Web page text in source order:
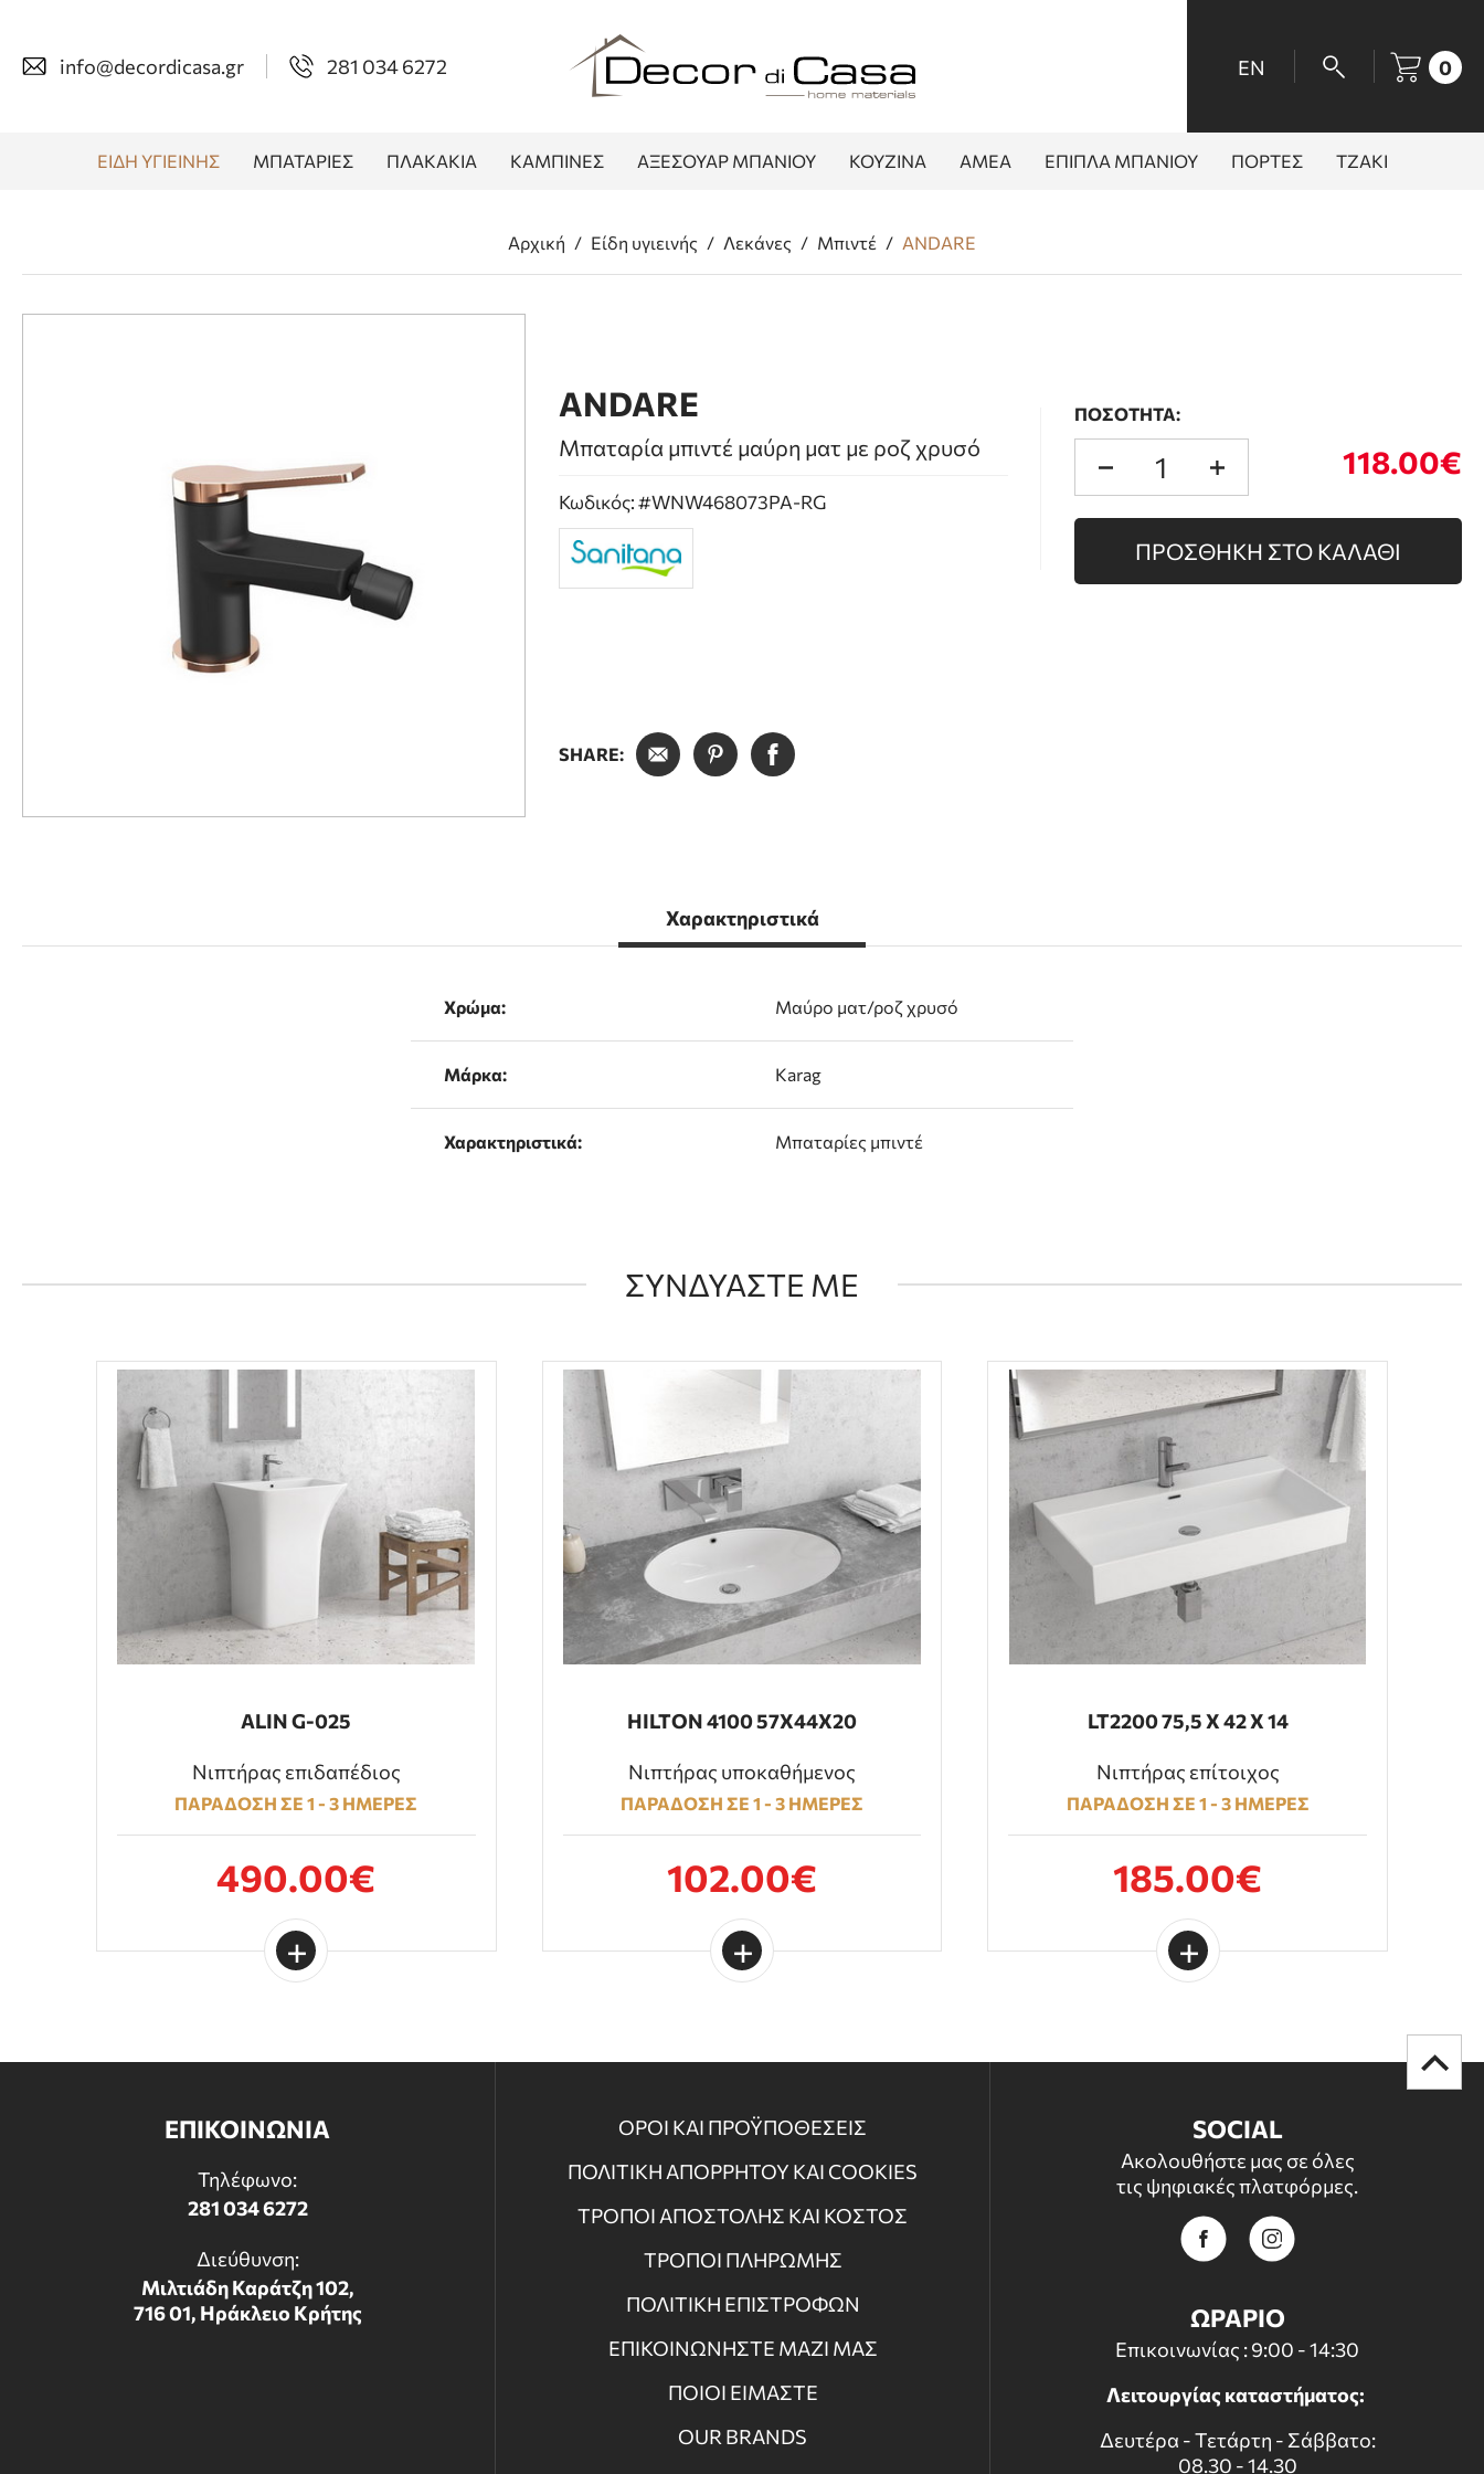
info@decordicasa.gr 281 034 6272 EN 0
ΕΙΔΗ ΥΓΙΕΙΝΗΣ ΜΠΑΤΑΡΙΕΣ ΠΛΑΚΑΚΙΑ ΚΑΜΠΙΝΕΣ ΑΞΕΣΟΥΑΡ ΜΠΑΝΙΟΥ ΚΟΥΖΙΝΑ ΑΜΕΑ ΕΠΙΠΛΑ ΜΠΑΝΙΟΥ ΠΟΡΤΕΣ ΤΖΑΚΙ
Αρχική / Είδη υγιεινής / Λεκάνες / Μπιντέ / ANDARE
ANDARE
Μπαταρία μπιντέ μαύρη ματ με ροζ χρυσό
Κωδικός: #WNW468073PA-RG
ΠΟΣΟΤΗΤΑ:
118.00€
ΠΡΟΣΘΗΚΗ ΣΤΟ ΚΑΛΑΘΙ
SHARE:
Χαρακτηριστικά
Χρώμα: Μαύρο ματ/ροζ χρυσό
Μάρκα: Karag
Χαρακτηριστικά: Μπαταρίες μπιντέ
ΣΥΝΔΥΑΣΤΕ ΜΕ
ALIN G-025
Νιπτήρας επιδαπέδιος
ΠΑΡΑΔΟΣΗ ΣΕ 1 - 3 ΗΜΕΡΕΣ
490.00€
HILTON 4100 57Χ44Χ20
Νιπτήρας υποκαθήμενος
ΠΑΡΑΔΟΣΗ ΣΕ 1 - 3 ΗΜΕΡΕΣ
102.00€
LT2200 75,5 Χ 42 Χ 14
Νιπτήρας επίτοιχος
ΠΑΡΑΔΟΣΗ ΣΕ 1 - 3 ΗΜΕΡΕΣ
185.00€
ΕΠΙΚΟΙΝΩΝΙΑ
Τηλέφωνο:
281 034 6272
Διεύθυνση:
Μιλτιάδη Καράτζη 102,
716 01, Ηράκλειο Κρήτης
ΟΡΟΙ ΚΑΙ ΠΡΟΫΠΟΘΕΣΕΙΣ
ΠΟΛΙΤΙΚΗ ΑΠΟΡΡΗΤΟΥ ΚΑΙ COOKIES
ΤΡΟΠΟΙ ΑΠΟΣΤΟΛΗΣ ΚΑΙ ΚΟΣΤΟΣ
ΤΡΟΠΟΙ ΠΛΗΡΩΜΗΣ
ΠΟΛΙΤΙΚΗ ΕΠΙΣΤΡΟΦΩΝ
ΕΠΙΚΟΙΝΩΝΗΣΤΕ ΜΑΖΙ ΜΑΣ
ΠΟΙΟΙ ΕΙΜΑΣΤΕ
OUR BRANDS
SOCIAL
Ακολουθήστε μας σε όλες
τις ψηφιακές πλατφόρμες.
ΩΡΑΡΙΟ
Επικοινωνίας : 9:00 - 14:30
Λειτουργίας καταστήματος:
Δευτέρα - Τετάρτη - Σάββατο:
08.30 - 14.30